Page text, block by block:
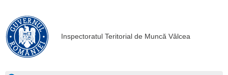
Inspectoratul Teritorial de Muncă Vâlcea